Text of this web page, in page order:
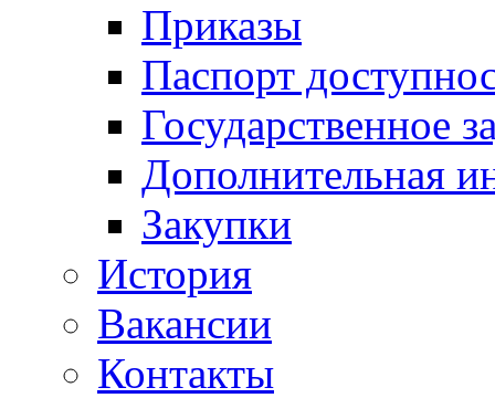
Приказы
Паспорт
Государственное
Дополнительная
Закупки
История
Вакансии
Контакты